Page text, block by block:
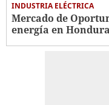
INDUSTRIA ELÉCTRICA
Mercado de
energía en